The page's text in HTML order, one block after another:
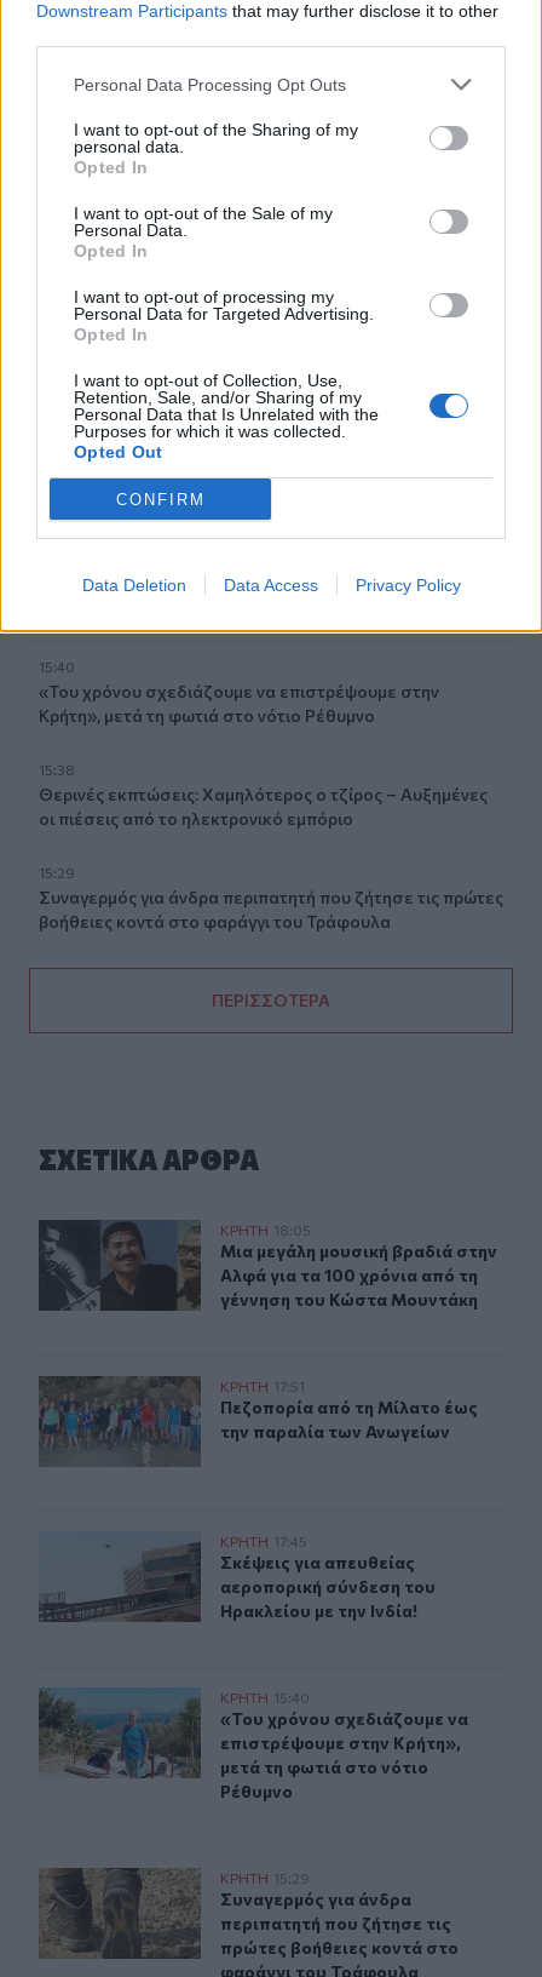
Downstream Participants that may further disclose it to other
Personal Data Processing Opt Outs
I want to opt-out of the Sharing of my
personal data.
Opted In
I want to opt-out of the Sale of my
Personal Data.
Opted In
I want to opt-out of processing my
Personal Data for Targeted Advertising.
Opted In
I want to opt-out of Collection, Use,
Retention, Sale, and/or Sharing of my
Personal Data that Is Unrelated with the
Purposes for which it was collected.
Opted Out
CONFIRM
Data Deletion Data Access Privacy Policy
Επίδομα 150 ευρώ ανά παιδί: Ποιοι θα πληρωθούν τέλη
Φωτιά στη Βοιωτία: Η δραματική επιχείρηση διάσωσης
πολιτών μέσω θαλάσσης από την Πυροσβεστική
Ε. Τουρνάς: "Απέναντι σε ακραία καιρικά φαινόμενα δεν
ελικόπτερο
Αττικόν: Εκτός λειτουργίας και οι δύο αξονικοί
τομογράφοι
15:48
12χρονου κοριτσιού στην επίθεση με πυροβολισμούς σε
15:40
«Του χρόνου σχεδιάζουμε να επιστρέψουμε στην
Κρήτη», μετά τη φωτιά στο νότιο Ρέθυμνο
15:38
Θερινές εκπτώσεις: Χαμηλότερος ο τζίρος – Αυξημένες
οι πιέσεις από το ηλεκτρονικό εμπόριο
15:29
Συναγερμός για άνδρα περιπατητή που ζήτησε τις πρώτες
βοήθειες κοντά στο φαράγγι του Τράφουλα
ΠΕΡΙΣΣΟΤΕΡΑ
ΣΧΕΤΙΚA AΡΘΡΑ
Μια μεγάλη μουσική βραδιά στην Αλφά για τα 100
ΚΡΗΤΗ 18:05
Μια μεγάλη μουσική βραδιά στην
Μια μεγάλη μουσική βραδιά στην
Αλφά για τα 100 χρόνια από τη
γέννηση του Κώστα Μουντάκη
Πεζοπορία από τη Μίλατο έως την παραλία των
ΚΡΗΤΗ 17:51
Πεζοπορία από τη Μίλατο έως την
Πεζοπορία από τη Μίλατο έως
την παραλία των Ανωγείων
Σκέψεις για απευθείας αεροπορική σύνδεση του
ΚΡΗΤΗ 17:45
Σκέψεις για απευθείας
Σκέψεις για απευθείας
αεροπορική σύνδεση του
Ηρακλείου με την Ινδία!
«Του χρόνου σχεδιάζουμε να επιστρέψουμε στην
ΚΡΗΤΗ 15:40
«Του χρόνου σχεδιάζουμε να
«Του χρόνου σχεδιάζουμε να
επιστρέψουμε στην Κρήτη»,
μετά τη φωτιά στο νότιο
Ρέθυμνο
Συναγερμός για άνδρα περιπατητή που ζήτησε τις
ΚΡΗΤΗ 15:29
Συναγερμός για άνδρα
Συναγερμός για άνδρα
περιπατητή που ζήτησε τις
πρώτες βοήθειες κοντά στο
φαράγγι του Τράφουλα